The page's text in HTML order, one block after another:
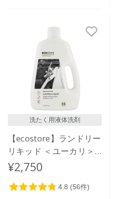
洗たく用液体洗剤
【ecostore】ランドリー
リキッド ＜ユーカリ＞
2L
¥2,750